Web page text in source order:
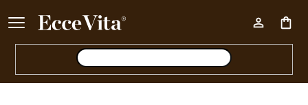
Ke každému nákupu nad 500 Kč dárek zdarma 📦
E-shop Tělo Mozek a nervový systém Paměť